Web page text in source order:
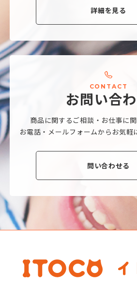
詳細を見る
CO N T A C T
お問い合わ
商品に関するご相談・ お仕事に
お電話・メールフォームから お気軽
問い合わせる